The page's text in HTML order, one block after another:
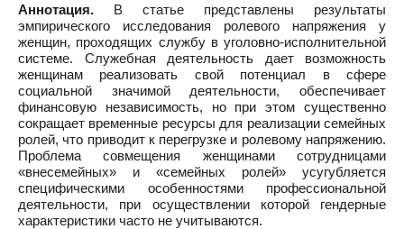
Аннотация. В статье представлены результаты
эмпирического исследования ролевого напряжения у
женщин, проходящих службу в уголовно-исполнительной
системе. Служебная деятельность дает возможность
женщинам реализовать свой потенциал в сфере
социальной значимой деятельности, обеспечивает
финансовую независимость, но при этом существенно
сокращает временные ресурсы для реализации семейных
ролей, что приводит к перегрузке и ролевому напряжению.
Проблема совмещения женщинами сотрудницами
«внесемейных» и «семейных ролей» усугубляется
специфическими особенностями профессиональной
деятельности, при осуществлении которой гендерные
характеристики часто не учитываются.